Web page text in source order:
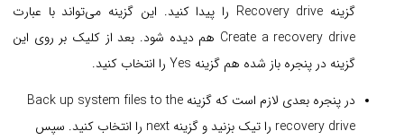
گزینه Recovery drive را پیدا کنید. این گزینه می‌تواند با عبارت
Create a recovery drive هم دیده شود. بعد از کلیک بر روی این
گزینه در پنجره باز شده هم گزینه Yes را انتخاب کنید.
در پنجره بعدی لازم است که گزینه Back up system files to the
recovery drive را تیک بزنید و گزینه next را انتخاب کنید. سپس